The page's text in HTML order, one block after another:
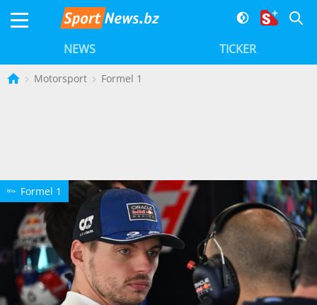
NEWS TICKER
Motorsport Formel 1
5 Formel 1